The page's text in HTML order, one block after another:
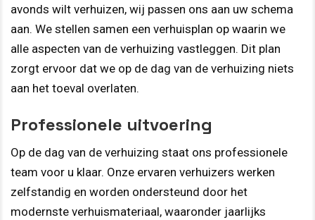
avonds wilt verhuizen, wij passen ons aan uw schema
aan. We stellen samen een verhuisplan op waarin we
alle aspecten van de verhuizing vastleggen. Dit plan
zorgt ervoor dat we op de dag van de verhuizing niets
aan het toeval overlaten.
Professionele uitvoering
Op de dag van de verhuizing staat ons professionele
team voor u klaar. Onze ervaren verhuizers werken
zelfstandig en worden ondersteund door het
modernste verhuismateriaal, waaronder jaarlijks